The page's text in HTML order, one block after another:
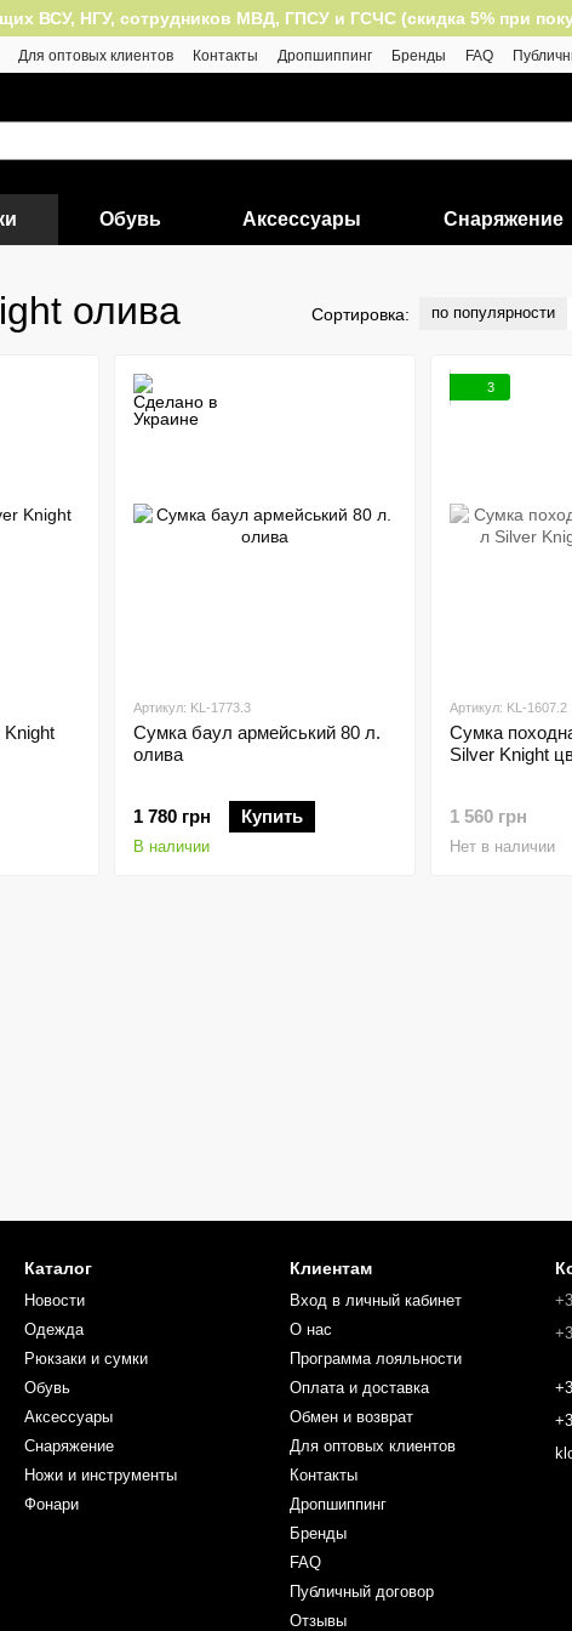
ВСУ, НГУ, сотрудников МВД, ГПСУ и ГСЧС (скидка 5% при
Для оптовых клиентов Контакты Дропшиппинг Бренды FAQ
Обувь Аксессуары Снаряжение
олива Сортировка: по популярности
Артикул: KL-1773.3
Сумка баул армейський 80 л.
олива
1 780 грн Купить
В наличии
3
Артикул: KL-1607.2
Сумка
Silver Knight
1 560 грн
Нет в наличии
Каталог
Новости
Одежда
Рюкзаки и сумки
Обувь
Аксессуары
Снаряжение
Ножи и инструменты
Фонари
Клиентам
Вход в личный кабинет
О нас
Программа лояльности
Оплата и доставка
Обмен и возврат
Для оптовых клиентов
Контакты
Дропшиппинг
Бренды
FAQ
Публичный договор
Отзывы